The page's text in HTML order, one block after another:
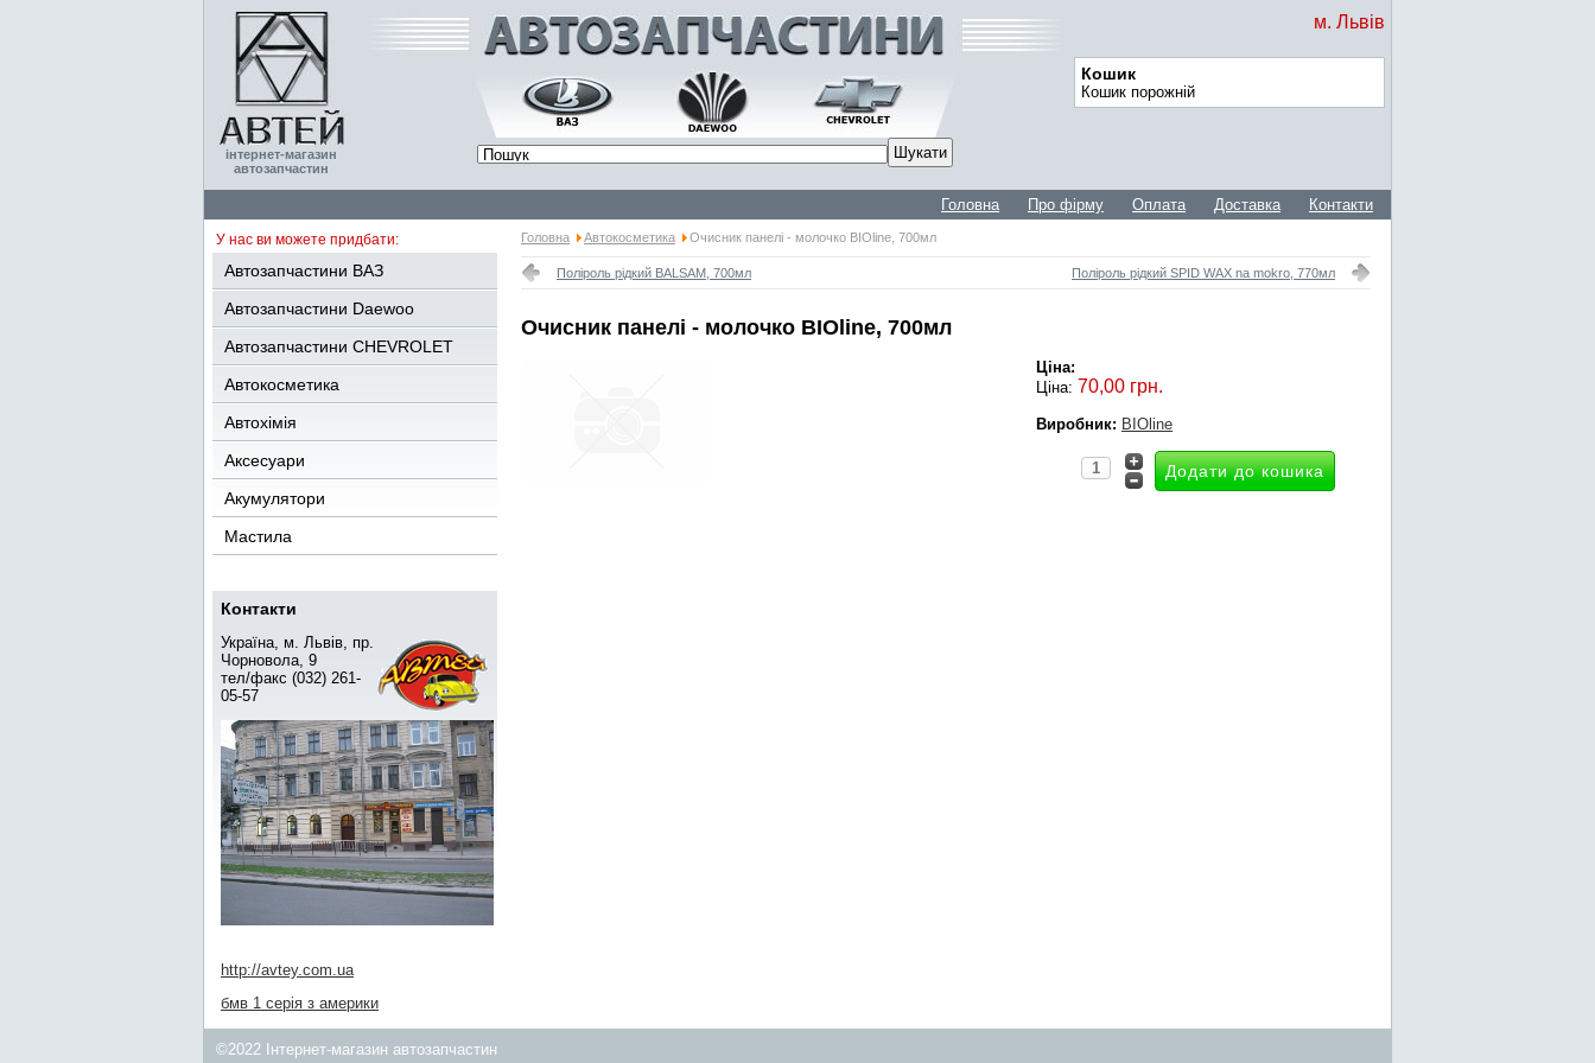
інтернет-магазин
автозапчастин
м. Львів
Кошик
Кошик порожній
Головна Про фірму Оплата Доставка Контакти
У нас ви можете придбати:
Автозапчастини ВАЗ
Автозапчастини Daewoo
Автозапчастини CHEVROLET
Автокосметика
Автохімія
Аксесуари
Акумулятори
Мастила
Контакти
Україна, м. Львів, пр.
Чорновола, 9
тел/факс (032) 261-
05-57
http://avtey.com.ua
бмв 1 серія з америки
Головна Автокосметика Очисник панелі - молочко BIOline, 700мл
Поліроль рідкий BALSAM, 700мл Поліроль рідкий SPID WAX na mokro, 770мл
Очисник панелі - молочко BIOline, 700мл
Ціна:
Ціна: 70,00 грн.
Виробник: BIOline
©2022 Інтернет-магазин автозапчастин